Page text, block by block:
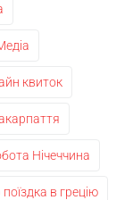
квиток
Нічеччина
поїздка в грецію